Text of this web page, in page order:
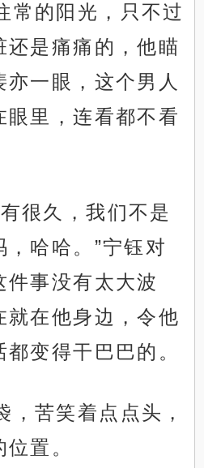
常的阳光，只不过
还是痛痛的，他瞄
一眼，这个男人
眼里，连看都不看
很久，我们不是
，哈哈。”宁钰对
件事没有太大波
就在他身边，令他
变得干巴巴的。
，苦笑着点点头，
置。